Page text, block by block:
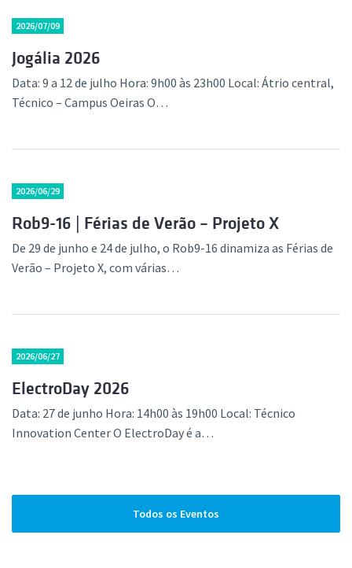
2026/07/09
Jogália 2026
Data: 9 a 12 de julho Hora: 9h00 às 23h00 Local: Átrio central,
Técnico – Campus Oeiras O…
2026/06/29
Rob9-16 | Férias de Verão – Projeto X
De 29 de junho e 24 de julho, o Rob9-16 dinamiza as Férias de
Verão – Projeto X, com várias…
2026/06/27
ElectroDay 2026
Data: 27 de junho Hora: 14h00 às 19h00 Local: Técnico
Innovation Center O ElectroDay é a…
Todos os Eventos